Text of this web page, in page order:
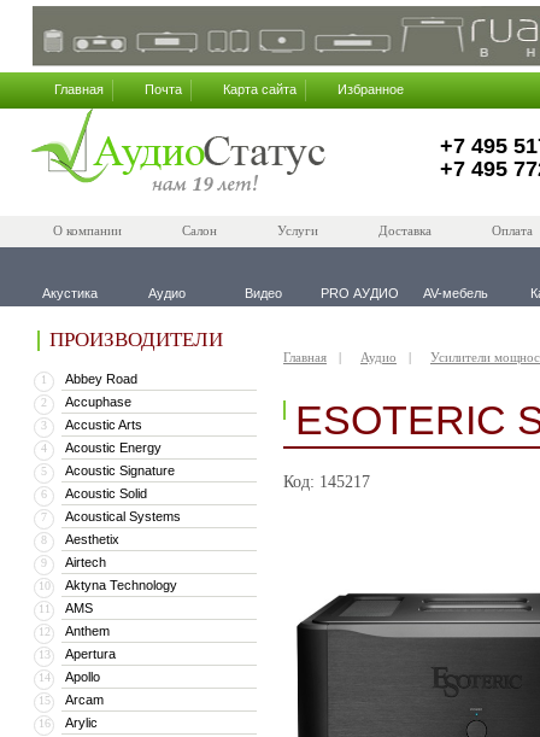
Главная Почта Карта сайта Избранное
+7 495
+7 495
О компании Салон Услуги Доставка Оплата
Акустика Аудио Видео PRO АУДИО AV-мебель
ПРОИЗВОДИТЕЛИ
1 Abbey Road
2 Accuphase
3 Accustic Arts
4 Acoustic Energy
5 Acoustic Signature
6 Acoustic Solid
7 Acoustical Systems
8 Aesthetix
9 Airtech
10 Aktyna Technology
11 AMS
12 Anthem
13 Apertura
14 Apollo
15 Arcam
16 Arylic
Главная Аудио Усилители
ESOTERIC
Код: 145217